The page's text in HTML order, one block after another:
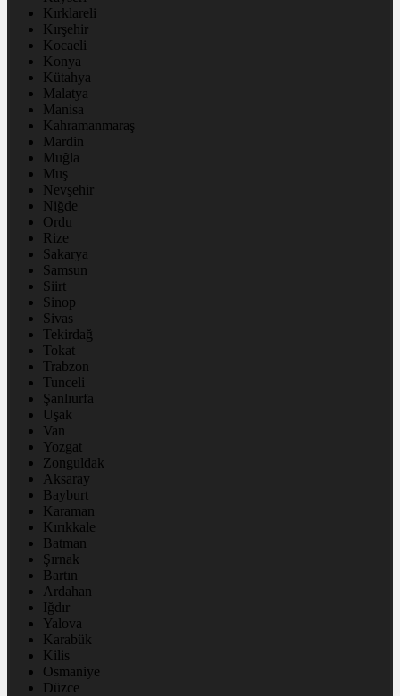
Kırklareli
Kırşehir
Kocaeli
Konya
Kütahya
Malatya
Manisa
Kahramanmaraş
Mardin
Muğla
Muş
Nevşehir
Niğde
Ordu
Rize
Sakarya
Samsun
Siirt
Sinop
Sivas
Tekirdağ
Tokat
Trabzon
Tunceli
Şanlıurfa
Uşak
Van
Yozgat
Zonguldak
Aksaray
Bayburt
Karaman
Kırıkkale
Batman
Şırnak
Bartın
Ardahan
Iğdır
Yalova
Karabük
Kilis
Osmaniye
Düzce